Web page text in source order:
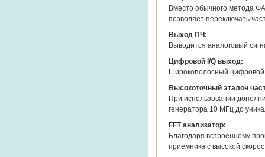
Вместо обычного метода
позволяет переключать
Выход ПЧ:
Выводится аналоговый
Цифровой I/Q выход:
Широкополосный цифровой
Высокоточный эталон
При использовании
генератора 10 МГц до
FFT анализатор:
Благодаря встроенному
приемника с высокой